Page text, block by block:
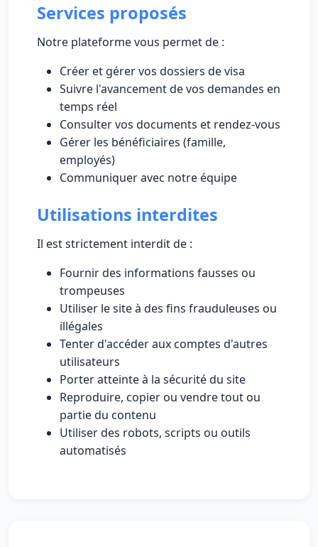
Services proposés
Notre plateforme vous permet de :
Créer et gérer vos dossiers de visa
Suivre l'avancement de vos demandes en
temps réel
Consulter vos documents et rendez-vous
Gérer les bénéficiaires (famille,
employés)
Communiquer avec notre équipe
Utilisations interdites
Il est strictement interdit de :
Fournir des informations fausses ou
trompeuses
Utiliser le site à des fins frauduleuses ou
illégales
Tenter d'accéder aux comptes d'autres
utilisateurs
Porter atteinte à la sécurité du site
Reproduire, copier ou vendre tout ou
partie du contenu
Utiliser des robots, scripts ou outils
automatisés